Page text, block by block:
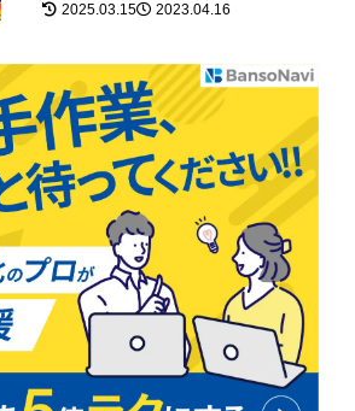
2025.03.15 2023.04.16